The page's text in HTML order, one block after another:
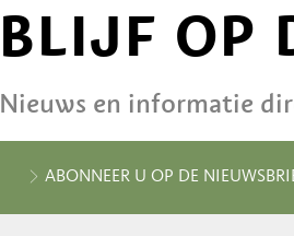
BLIJF OP
Nieuws en informatie
ABONNEER U OP DE